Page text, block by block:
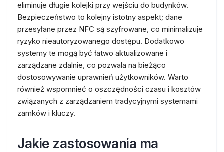
eliminuje długie kolejki przy wejściu do budynków.
Bezpieczeństwo to kolejny istotny aspekt; dane
przesyłane przez NFC są szyfrowane, co minimalizuje
ryzyko nieautoryzowanego dostępu. Dodatkowo
systemy te mogą być łatwo aktualizowane i
zarządzane zdalnie, co pozwala na bieżąco
dostosowywanie uprawnień użytkowników. Warto
również wspomnieć o oszczędności czasu i kosztów
związanych z zarządzaniem tradycyjnymi systemami
zamków i kluczy.
Jakie zastosowania ma